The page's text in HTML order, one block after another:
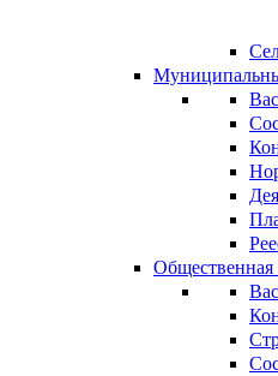
Общественная